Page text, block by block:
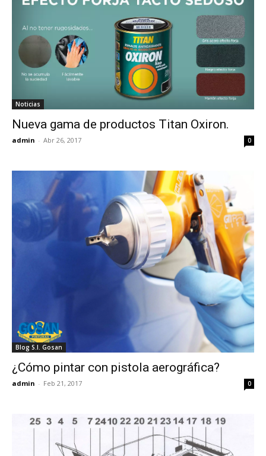
Noticias
Nueva gama de productos Titan Oxiron.
admin - Abr 26, 2017 0
Blog S.I. Gosan
¿Cómo pintar con pistola aerográfica?
admin - Feb 21, 2017 0